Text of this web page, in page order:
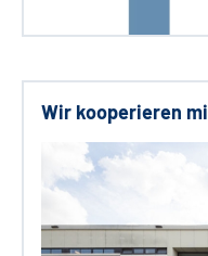
Wir kooperieren